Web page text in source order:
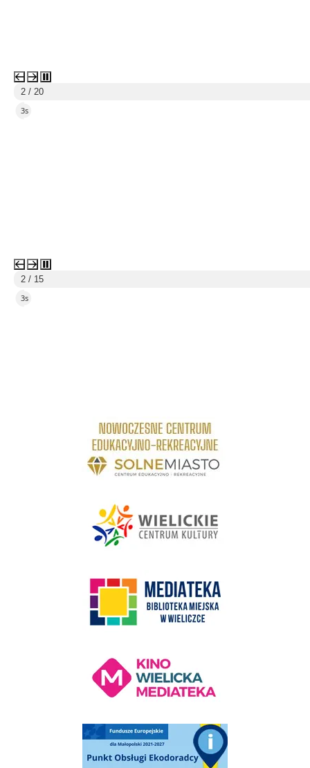
2 / 20
2s
2 / 15
2s
link do strony Centrum Edukacyjno Rekreacyjne
Punkt Obsługi Ekodoradcy Wieliczka